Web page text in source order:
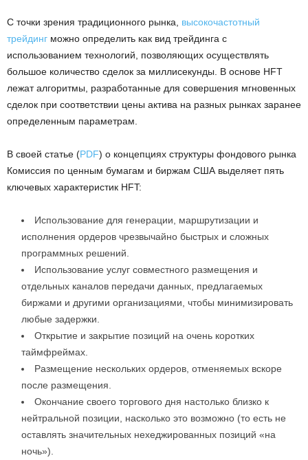
С точки зрения традиционного рынка, высокочастотный
трейдинг можно определить как вид трейдинга с
использованием технологий, позволяющих осуществлять
большое количество сделок за миллисекунды. В основе HFT
лежат алгоритмы, разработанные для совершения мгновенных
сделок при соответствии цены актива на разных рынках заранее
определенным параметрам.
В своей статье (PDF) о концепциях структуры фондового рынка
Комиссия по ценным бумагам и биржам США выделяет пять
ключевых характеристик HFT:
Использование для генерации, маршрутизации и
исполнения ордеров чрезвычайно быстрых и сложных
программных решений.
Использование услуг совместного размещения и
отдельных каналов передачи данных, предлагаемых
биржами и другими организациями, чтобы минимизировать
любые задержки.
Открытие и закрытие позиций на очень коротких
таймфреймах.
Размещение нескольких ордеров, отменяемых вскоре
после размещения.
Окончание своего торгового дня настолько близко к
нейтральной позиции, насколько это возможно (то есть не
оставлять значительных нехеджированных позиций «на
ночь»).